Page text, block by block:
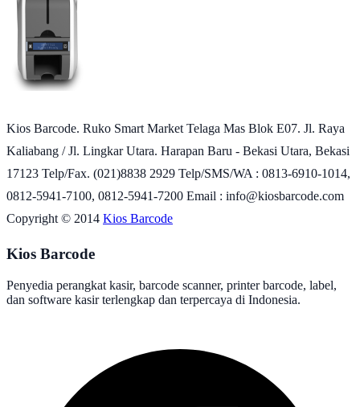
Kios Barcode. Ruko Smart Market Telaga Mas Blok E07. Jl. Raya
Kaliabang / Jl. Lingkar Utara. Harapan Baru - Bekasi Utara, Bekasi
17123 Telp/Fax. (021)8838 2929 Telp/SMS/WA : 0813-6910-1014,
0812-5941-7100, 0812-5941-7200 Email : info@kiosbarcode.com
Copyright © 2014 Kios Barcode
Kios Barcode
Penyedia perangkat kasir, barcode scanner, printer barcode, label,
dan software kasir terlengkap dan terpercaya di Indonesia.